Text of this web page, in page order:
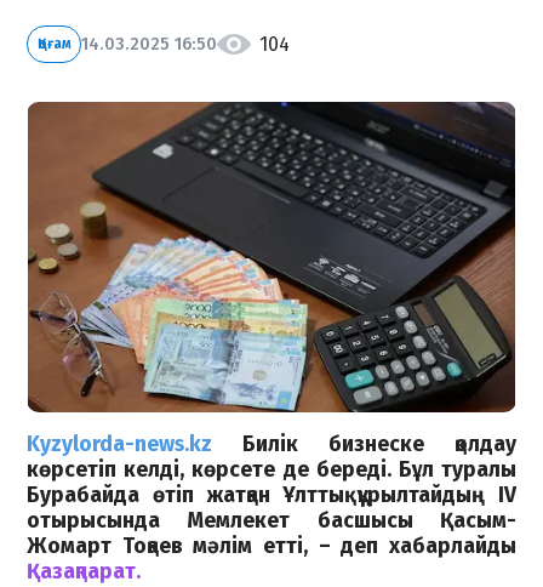
Қоғам 14.03.2025 16:50 104
Kyzylorda-news.kz
Билік бизнеске қолдау
көрсетіп келді, көрсете де береді. Бұл туралы
Бурабайда өтіп жатқан Ұлттық құрылтайдың IV
отырысында Мемлекет басшысы Қасым-
Жомарт Тоқаев мәлім етті, – деп хабарлайды
Қазақпарат.